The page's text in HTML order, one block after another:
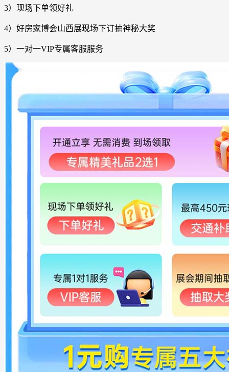
3）现场下单领好礼
4） 好房家博会山西展现场下订抽神秘大奖
5）一对一VIP专属客服服务